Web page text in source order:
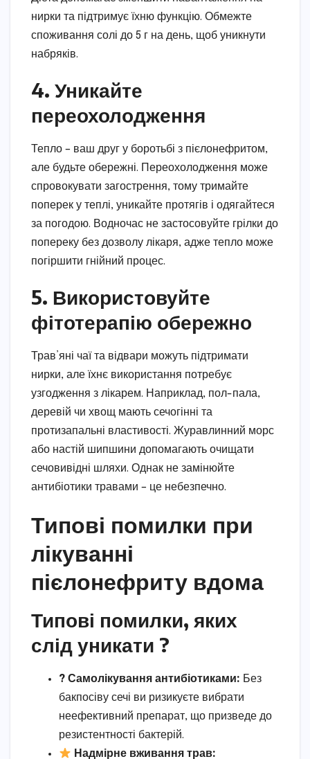
нирки та підтримує їхню функцію. Обмежте
споживання солі до 5 г на день, щоб уникнути
набряків.
4. Уникайте
переохолодження
Тепло – ваш друг у боротьбі з пієлонефритом,
але будьте обережні. Переохолодження може
спровокувати загострення, тому тримайте
поперек у теплі, уникайте протягів і одягайтеся
за погодою. Водночас не застосовуйте грілки до
попереку без дозволу лікаря, адже тепло може
погіршити гнійний процес.
5. Використовуйте
фітотерапію обережно
Трав’яні чаї та відвари можуть підтримати
нирки, але їхнє використання потребує
узгодження з лікарем. Наприклад, пол-пала,
деревій чи хвощ мають сечогінні та
протизапальні властивості. Журавлинний морс
або настій шипшини допомагають очищати
сечовивідні шляхи. Однак не замінюйте
антибіотики травами – це небезпечно.
Типові помилки при
лікуванні
пієлонефриту вдома
Типові помилки, яких
слід уникати ?
? Самолікування антибіотиками: Без
бакпосіву сечі ви ризикуєте вибрати
неефективний препарат, що призведе до
резистентності бактерій.
Надмірне вживання трав: